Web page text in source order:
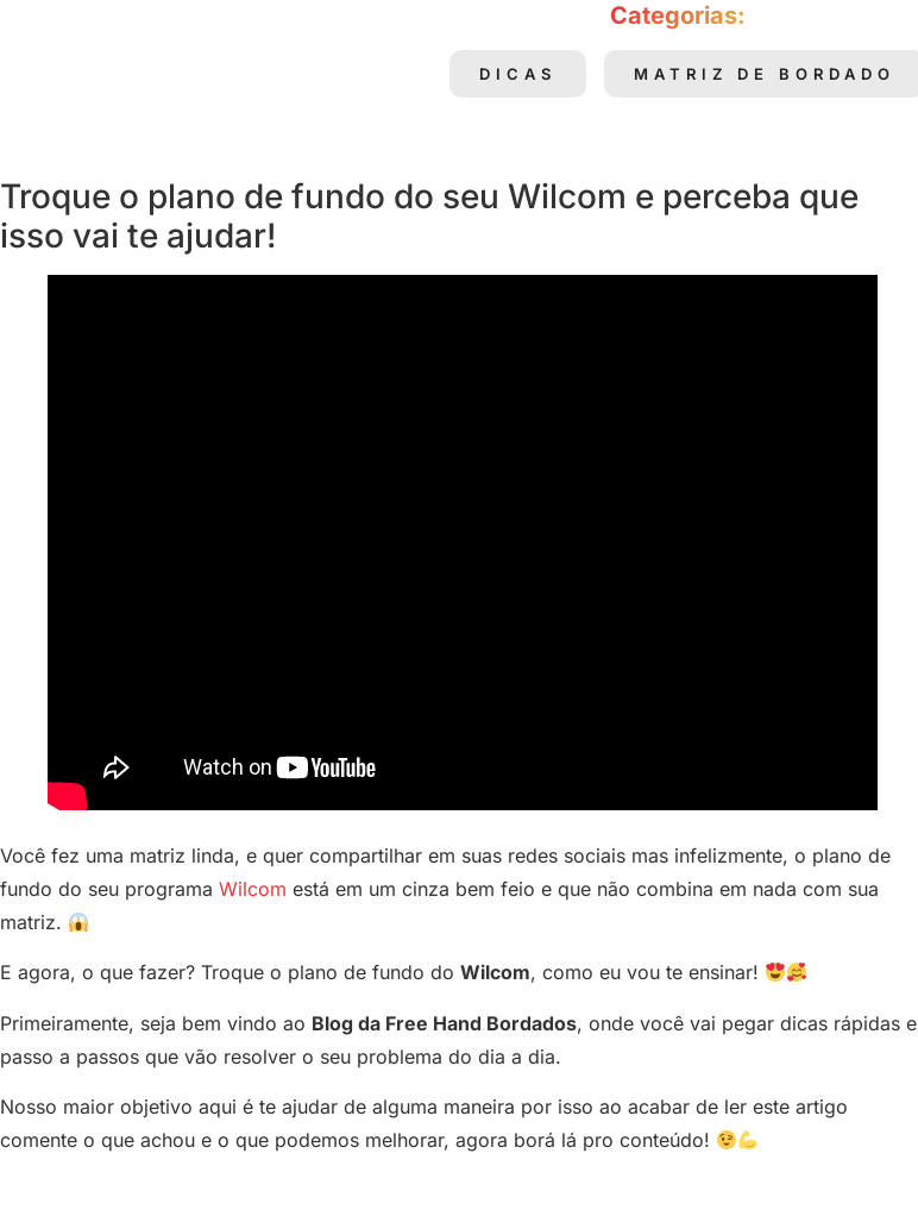
Categorias:
DICAS MATRIZ DE BORDADO
Troque o plano de fundo do seu Wilcom e perceba que
isso vai te ajudar!
Você fez uma matriz linda, e quer compartilhar em suas redes sociais mas infelizmente, o plano de
fundo do seu programa Wilcom está em um cinza bem feio e que não combina em nada com sua
matriz.
E agora, o que fazer? Troque o plano de fundo do Wilcom, como eu vou te ensinar!
Primeiramente, seja bem vindo ao Blog da Free Hand Bordados, onde você vai pegar dicas rápidas e
passo a passos que vão resolver o seu problema do dia a dia.
Nosso maior objetivo aqui é te ajudar de alguma maneira por isso ao acabar de ler este artigo
comente o que achou e o que podemos melhorar, agora borá lá pro conteúdo!